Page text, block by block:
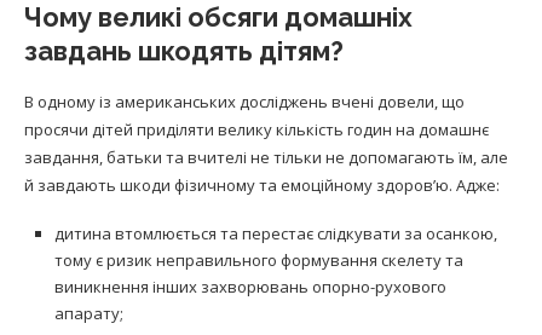
Чому великі обсяги домашніх
завдань шкодять дітям?
В одному із американських досліджень вчені довели, що
просячи дітей приділяти велику кількість годин на домашнє
завдання, батьки та вчителі не тільки не допомагають їм, але
й завдають шкоди фізичному та емоційному здоров’ю. Адже:
дитина втомлюється та перестає слідкувати за осанкою,
тому є ризик неправильного формування скелету та
виникнення інших захворювань опорно-рухового
апарату;